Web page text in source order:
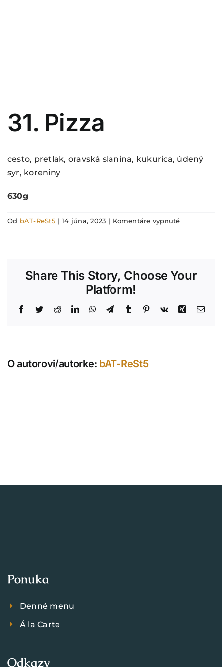
31. Pizza
cesto, pretlak, oravská slanina, kukurica, údený
syr, koreniny
630g
Od bAT-ReSt5 | 14 júna, 2023 | Komentáre vypnuténa
Share This Story, Choose Your
Platform!
Facebook
TwitterRedditLinkedInWhatsApp
TelegramTumblr Pinterest
Vk Xing
O autorovi/autorke: bAT-ReSt5
Ponuka
Denné menu
Á la Carte
Odkazy